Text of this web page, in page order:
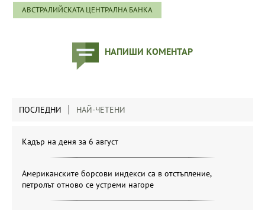
АВСТРАЛИЙСКАТА ЦЕНТРАЛНА БАНКА
НАПИШИ КОМЕНТАР
ПОСЛЕДНИ НАЙ-ЧЕТЕНИ
Кадър на деня за 6 август
Американските борсови индекси са в отстъпление,
петролът отново се устреми нагоре